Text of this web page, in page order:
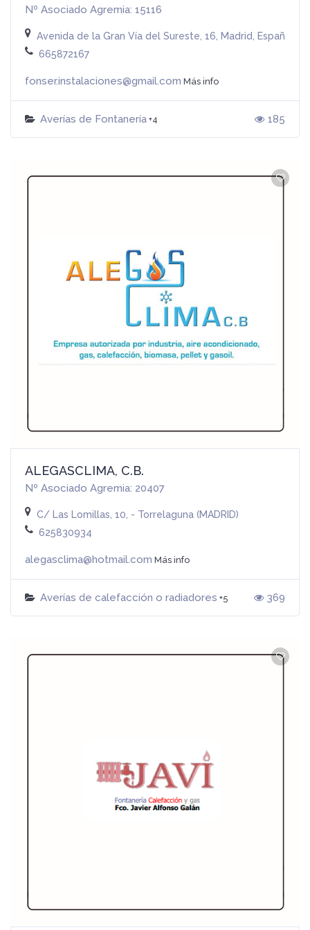
Nº Asociado Agremia: 15116
Avenida de la Gran Vía del Sureste, 16, Madrid, España
665872167
fonser.instalaciones@gmail.com Más info
Averías de Fontanería +4 185
ALEGASCLIMA, C.B.
Nº Asociado Agremia: 20407
C/ Las Lomillas, 10, - Torrelaguna (MADRID)
625830934
alegasclima@hotmail.com Más info
Averías de calefacción o radiadores +5 369